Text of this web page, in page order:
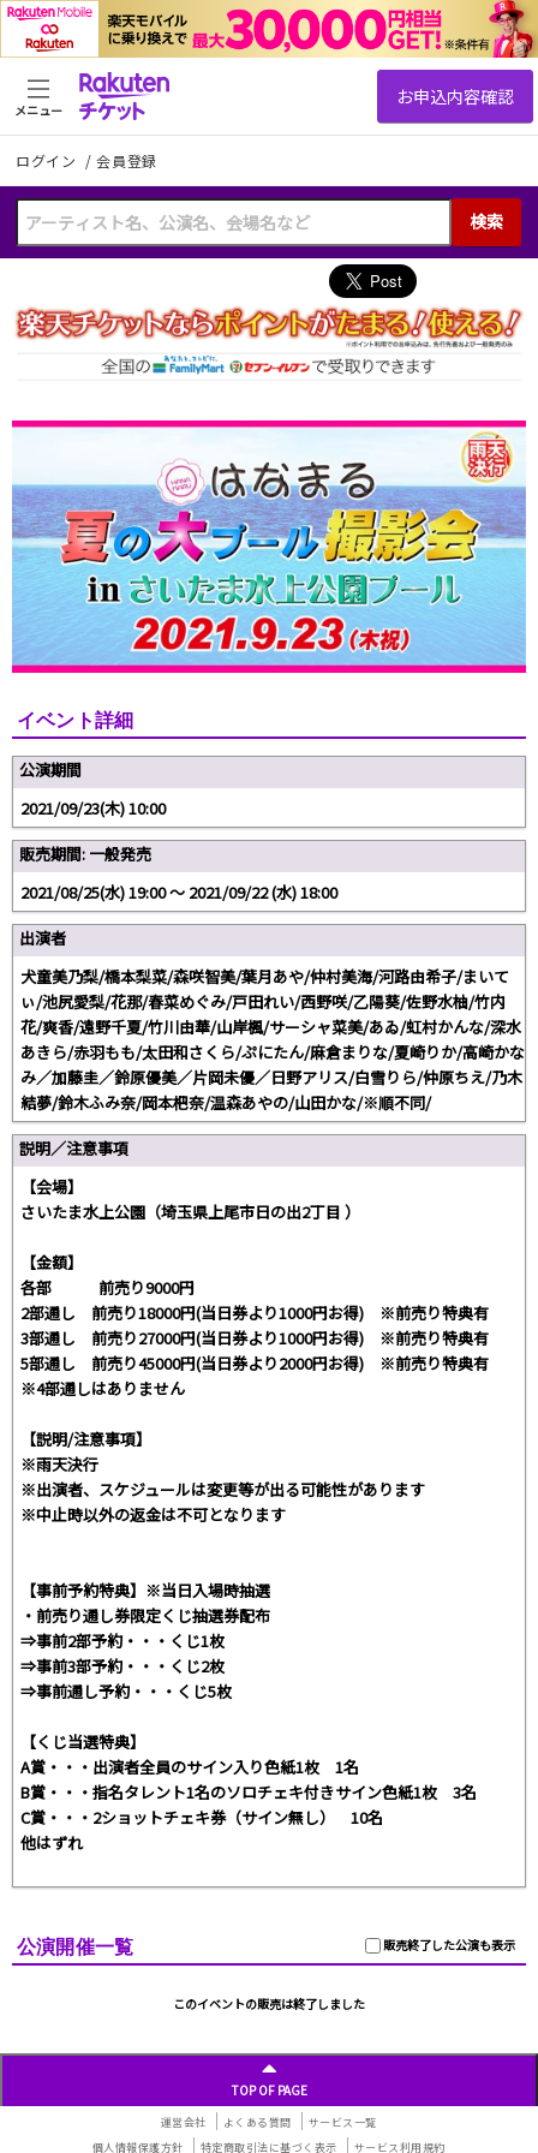
ログイン /会員登録
検索
メニュー
イベント詳細
公演期間
2021/09/23(木) 10:00
販売期間: 一般発売
2021/08/25(水) 19:00 〜 2021/09/22 (水) 18:00
出演者
犬童美乃梨/橋本梨菜/森咲智美/葉月あや/仲村美海/河路由希子/まいて
ぃ/池尻愛梨/花那/春菜めぐみ/戸田れい/西野咲/乙陽葵/佐野水柚/竹内
花/爽香/遠野千夏/竹川由華/山岸楓/サーシャ菜美/あゐ/虹村かんな/深水
あきら/赤羽もも/太田和さくら/ぷにたん/麻倉まりな/夏崎りか/高崎かな
み／加藤圭／鈴原優美／片岡未優／日野アリス/白雪りら/仲原ちえ/乃木
結夢/鈴木ふみ奈/岡本杷奈/温森あやの/山田かな/※順不同/
説明／注意事項
【会場】
さいたま水上公園（埼玉県上尾市日の出2丁目 ）
【金額】
各部 前売り9000円
2部通し 前売り18000円(当日券より1000円お得) ※前売り特典有
3部通し 前売り27000円(当日券より1000円お得) ※前売り特典有
5部通し 前売り45000円(当日券より2000円お得) ※前売り特典有
※4部通しはありません
【説明/注意事項】
※雨天決行
※出演者、スケジュールは変更等が出る可能性があります
※中止時以外の返金は不可となります
【事前予約特典】※当日入場時抽選
・前売り通し券限定くじ抽選券配布
⇒事前2部予約・・・くじ1枚
⇒事前3部予約・・・くじ2枚
⇒事前通し予約・・・くじ5枚
【くじ当選特典】
A賞・・・出演者全員のサイン入り色紙1枚 1名
B賞・・・指名タレント1名のソロチェキ付きサイン色紙1枚 3名
C賞・・・2ショットチェキ券（サイン無し） 10名
他はずれ
販売終了した公演も表示
公演開催一覧
このイベントの販売は終了しました
TOP OF PAGE
運営会社 よくある質問
サービス一覧
個人情報保護方針
特定商取引法に基づく表示 サービス利用規約